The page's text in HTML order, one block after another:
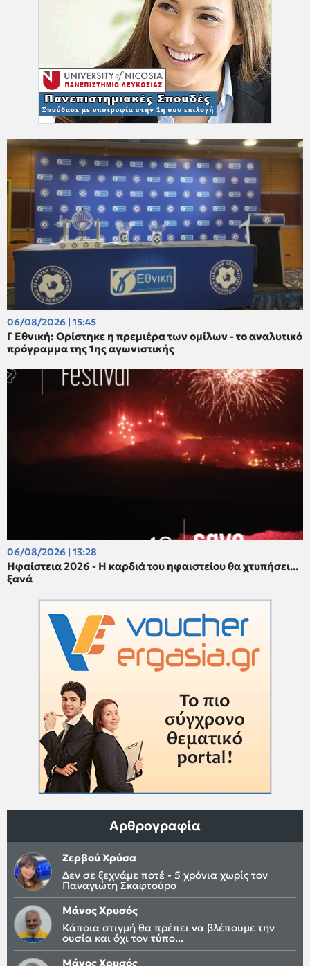
06/08/2026 | 15:45
Γ Εθνική: Ορίστηκε η πρεμιέρα των ομίλων - το αναλυτικό
πρόγραμμα της 1ης αγωνιστικής
06/08/2026 | 13:28
Ηφαίστεια 2026 - Η καρδιά του ηφαιστείου θα χτυπήσει...
ξανά
Αρθρογραφία
Ζερβού Χρύσα
Δεν σε ξεχνάμε ποτέ - 5 χρόνια χωρίς τον
Παναγιώτη Σκαφτούρο
Μάνος Χρυσός
Κάποια στιγμή θα πρέπει να βλέπουμε την
ουσία και όχι τον τύπο...
Μάνος Χρυσός